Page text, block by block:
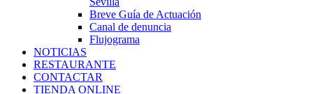
Breve Guía de Actuación
Canal de denuncia
Flujograma
NOTICIAS
RESTAURANTE
CONTACTAR
TIENDA ONLINE